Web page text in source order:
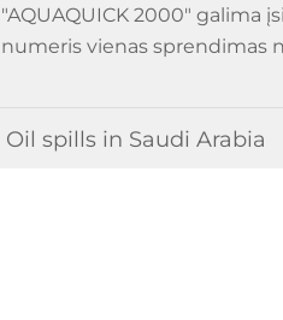
"AQUAQUICK 2000" galima
numeris vienas sprendimas
Oil spills in Saudi Arabia